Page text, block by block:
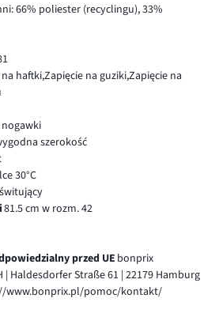
66% poliester (recyclingu), 33%
haftki,Zapięcie na guziki,Zapięcie na
nogawki
szerokość
30°C
81.5 cm w rozm. 42
przed UE bonprix
Haldesdorfer Straße 61 | 22179 Hamburg
www.bonprix.pl/pomoc/kontakt/